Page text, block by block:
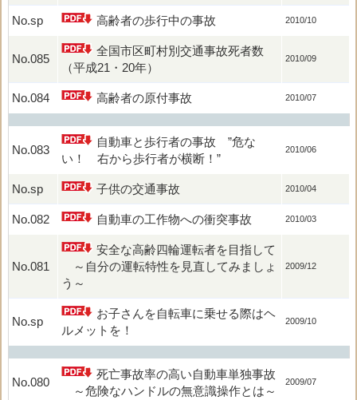
No.sp 高齢者の歩行中の事故 2010/10
No.085
全国市区町村別交通事故死者数
（平成21・20年）
2010/09
No.084 高齢者の原付事故 2010/07
No.083
自動車と歩行者の事故 ”危な
い！ 右から歩行者が横断！”
2010/06
No.sp 子供の交通事故 2010/04
No.082 自動車の工作物への衝突事故 2010/03
No.081
安全な高齢四輪運転者を目指して
～自分の運転特性を見直してみましょ
う～
2009/12
No.sp
お子さんを自転車に乗せる際はヘ
ルメットを！
2009/10
No.080
死亡事故率の高い自動車単独事故
～危険なハンドルの無意識操作とは～
2009/07